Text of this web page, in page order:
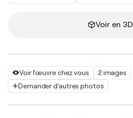
Voir l'œuvre chez vous
2 images
Demander d'autres photos
Voir en 3D